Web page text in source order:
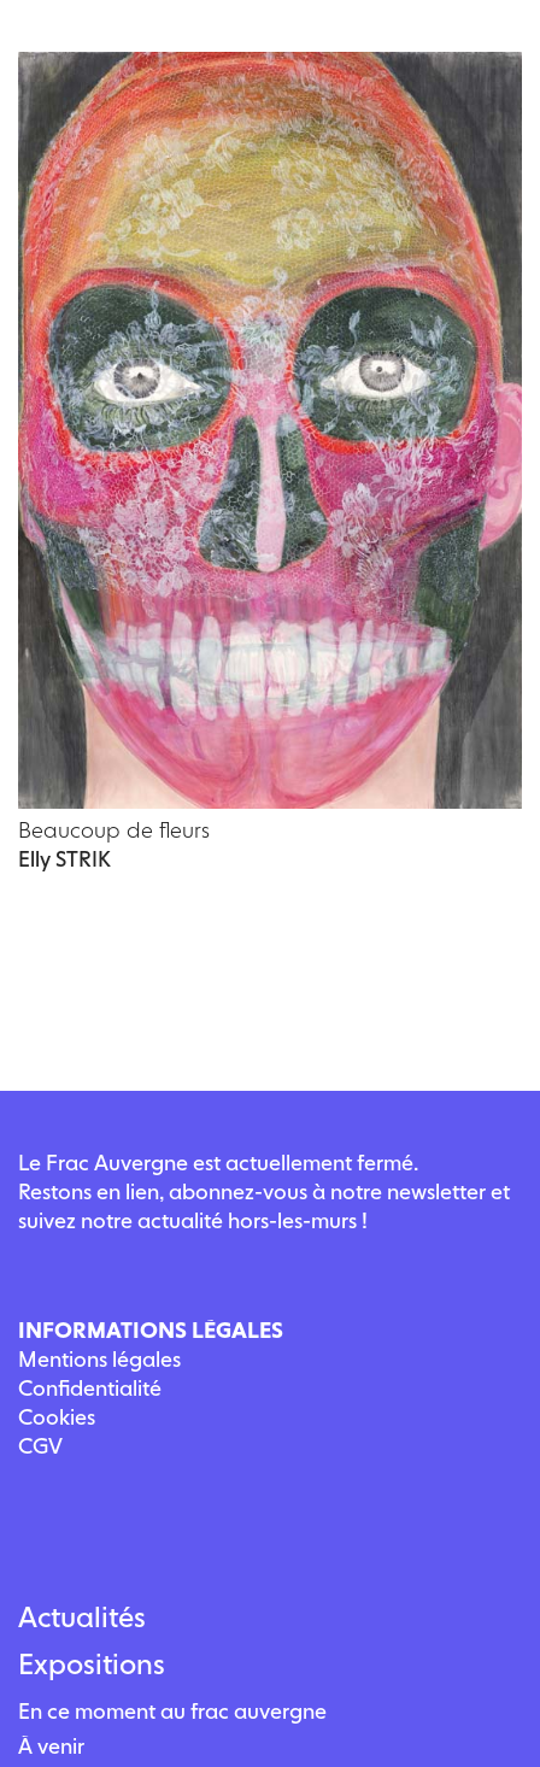
Beaucoup de fleurs
Elly STRIK
Le Frac Auvergne est actuellement fermé.
Restons en lien, abonnez-vous à notre newsletter et
suivez notre actualité hors-les-murs !
INFORMATIONS LÉGALES
Mentions légales
Confidentialité
Cookies
CGV
Actualités
Expositions
En ce moment au frac auvergne
À venir